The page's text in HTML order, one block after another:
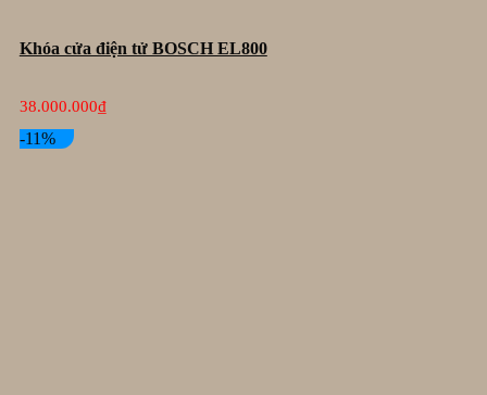
Khóa cửa điện tử BOSCH EL800
38.000.000₫
-11%